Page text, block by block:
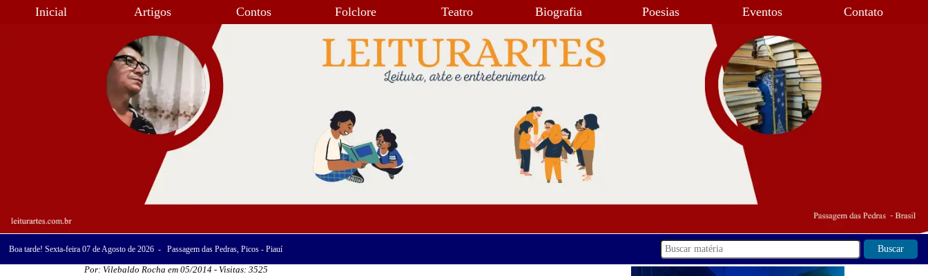
Inicial Artigos Contos Folclore Teatro Biografia Poesias Eventos Contato
Buscar
Boa tarde! Sexta-feira 07 de Agosto de 2026 - Passagem das Pedras, Picos - Piauí
Por: Vilebaldo Rocha em 05/2014 - Visitas: 3525